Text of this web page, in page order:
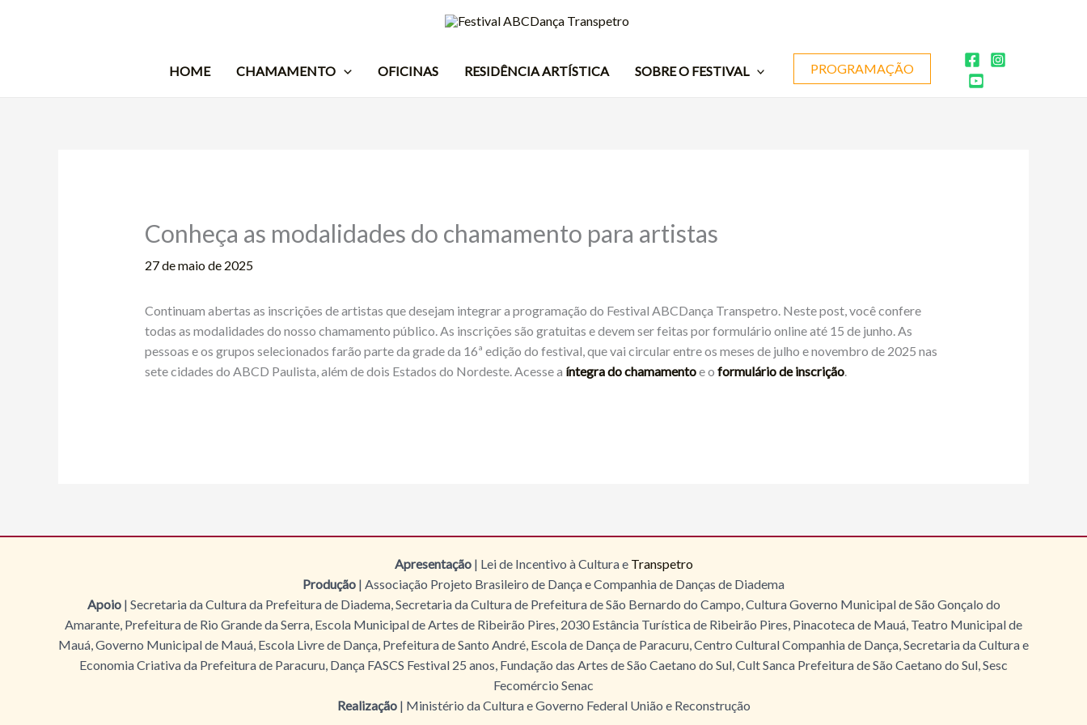
HOME CHAMAMENTO OFICINAS RESIDÊNCIA ARTÍSTICA SOBRE O FESTIVAL PROGRAMAÇÃO
Conheça as modalidades do chamamento para artistas
27 de maio de 2025
Continuam abertas as inscrições de artistas que desejam integrar a programação do Festival ABCDança Transpetro. Neste post, você confere
todas as modalidades do nosso chamamento público. As inscrições são gratuitas e devem ser feitas por formulário online até 15 de junho. As
pessoas e os grupos selecionados farão parte da grade da 16ª edição do festival, que vai circular entre os meses de julho e novembro de 2025 nas
sete cidades do ABCD Paulista, além de dois Estados do Nordeste. Acesse a íntegra do chamamentoe o formulário de inscrição.
Apresentação| Lei de Incentivo à Cultura e Transpetro
Produção | Associação Projeto Brasileiro de Dança e Companhia de Danças de Diadema
Apoio| Secretaria da Cultura da Prefeitura de Diadema, Secretaria da Cultura de Prefeitura de São Bernardo do Campo, Cultura Governo Municipal de São Gonçalo do
Amarante, Prefeitura de Rio Grande da Serra, Escola Municipal de Artes de Ribeirão Pires, 2030 Estância Turística de Ribeirão Pires, Pinacoteca de Mauá, Teatro Municipal de
Mauá, Governo Municipal de Mauá, Escola Livre de Dança, Prefeitura de Santo André, Escola de Dança de Paracuru, Centro Cultural Companhia de Dança, Secretaria da Cultura e
Economia Criativa da Prefeitura de Paracuru, Dança FASCS Festival 25 anos, Fundação das Artes de São Caetano do Sul, Cult Sanca Prefeitura de São Caetano do Sul, Sesc
Fecomércio Senac
Realização| Ministério da Cultura e Governo Federal União e Reconstrução